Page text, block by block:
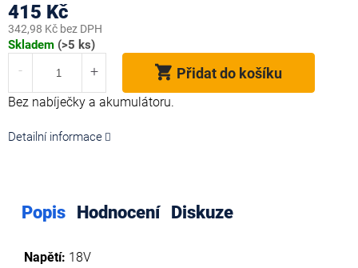
415 Kč
342,98 Kč bez DPH
Měrná
Skladem (>5 ks)
Přidat do košíku
Bez nabíječky a akumulátoru.
Detailní informace
Popis Hodnocení Diskuze
Napětí: 18V